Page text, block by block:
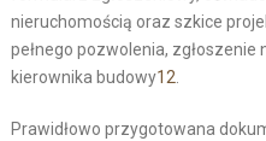
nieruchomością oraz szkice
pełnego pozwolenia,
kierownika budowy12.
Prawidłowo przygotowana